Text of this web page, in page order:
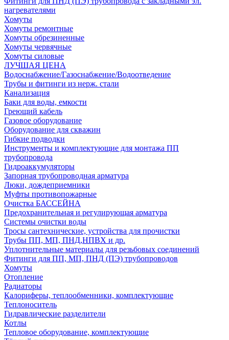
нагревателями
Хомуты
Хомуты ремонтные
Хомуты обрезиненные
Хомуты червячные
Хомуты силовые
ЛУЧШАЯ ЦЕНА
Водоснабжение/Газоснабжение/Водоотведение
Трубы и фитинги из нерж. стали
Канализация
Баки для воды, емкости
Греющий кабель
Газовое оборудование
Оборудование для скважин
Гибкие подводки
Инструменты и комплектующие для монтажа ПП
трубопровода
Гидроаккумуляторы
Запорная трубопроводная арматура
Люки, дождеприемники
Муфты противопожарные
Очистка БАССЕЙНА
Предохранительная и регулирующая арматура
Системы очистки воды
Тросы сантехнические, устройства для прочистки
Трубы ПП, МП, ПНД,НПВХ и др.
Уплотнительные материалы для резьбовых соединений
Фитинги для ПП, МП, ПНД (ПЭ) трубопроводов
Хомуты
Отопление
Радиаторы
Калориферы, теплообменники, комплектующие
Теплоноситель
Гидравлические разделители
Котлы
Тепловое оборудование, комплектующие